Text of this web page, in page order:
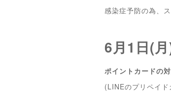
感染症予防の為、
6月1日(
ポイントカードの
(LINEのプリペイ